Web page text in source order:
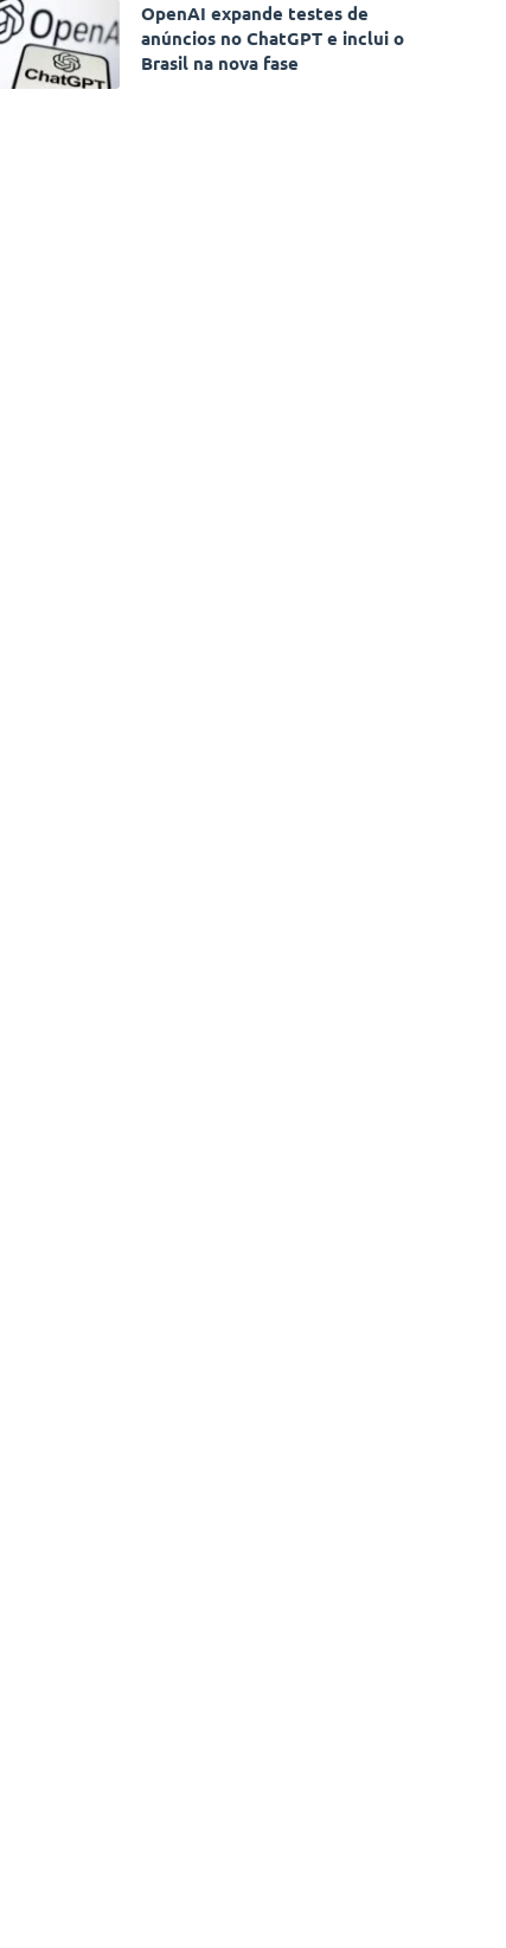
OpenAI expande testes de
anúncios no ChatGPT e inclui o
Brasil na nova fase